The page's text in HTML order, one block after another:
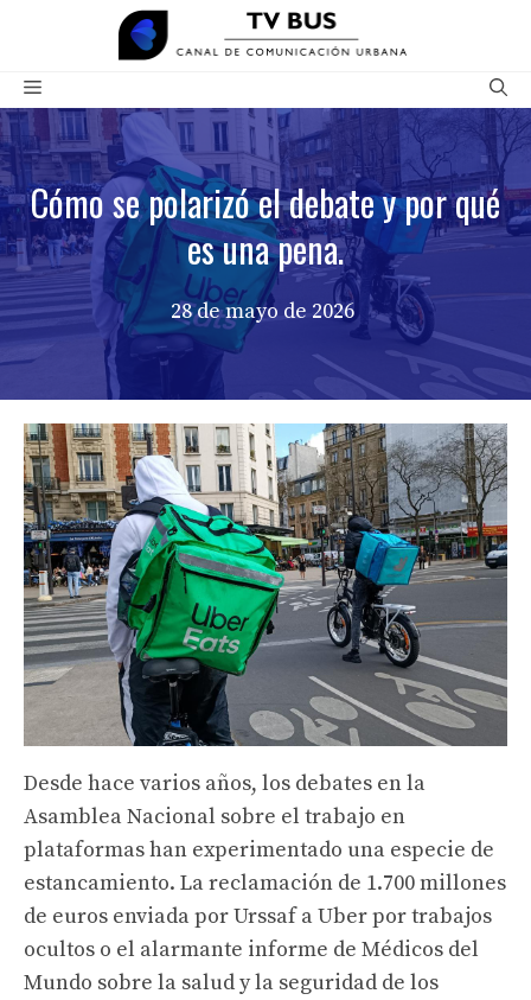
contenido
Menú
Cómo se polarizó el debate y por qué
es una pena.
28 de mayo de 2026
Desde hace varios años, los debates en la
Asamblea Nacional sobre el trabajo en
plataformas han experimentado una especie de
estancamiento. La reclamación de 1.700 millones
de euros enviada por Urssaf a Uber por trabajos
ocultos o el alarmante informe de Médicos del
Mundo sobre la salud y la seguridad de los